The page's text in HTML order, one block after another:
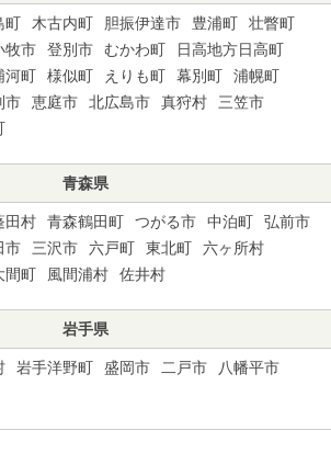
町 木古内町 胆振伊達市 豊浦町
壮瞥町
牧市 登別市 むかわ町
日高地方日高町
河町 様似町 えりも町 幕別町
浦幌町
市 恵庭市 北広島市 真狩村
三笠市
青森県
田村 青森鶴田町 つがる市 中泊町
弘前市
市 三沢市 六戸町 東北町
六ヶ所村
間町 風間浦村 佐井村
岩手県
岩手洋野町 盛岡市 二戸市
八幡平市